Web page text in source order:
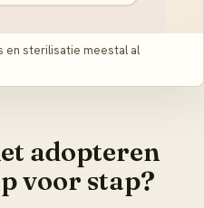
en sterilisatie meestal al
adopteren
voor stap?